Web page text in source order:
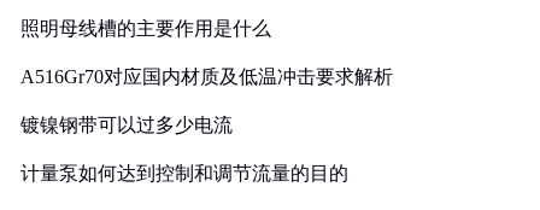
照明母线槽的主要作用是什么
A516Gr70对应国内材质及低温冲击要求解析
镀镍钢带可以过多少电流
计量泵如何达到控制和调节流量的目的